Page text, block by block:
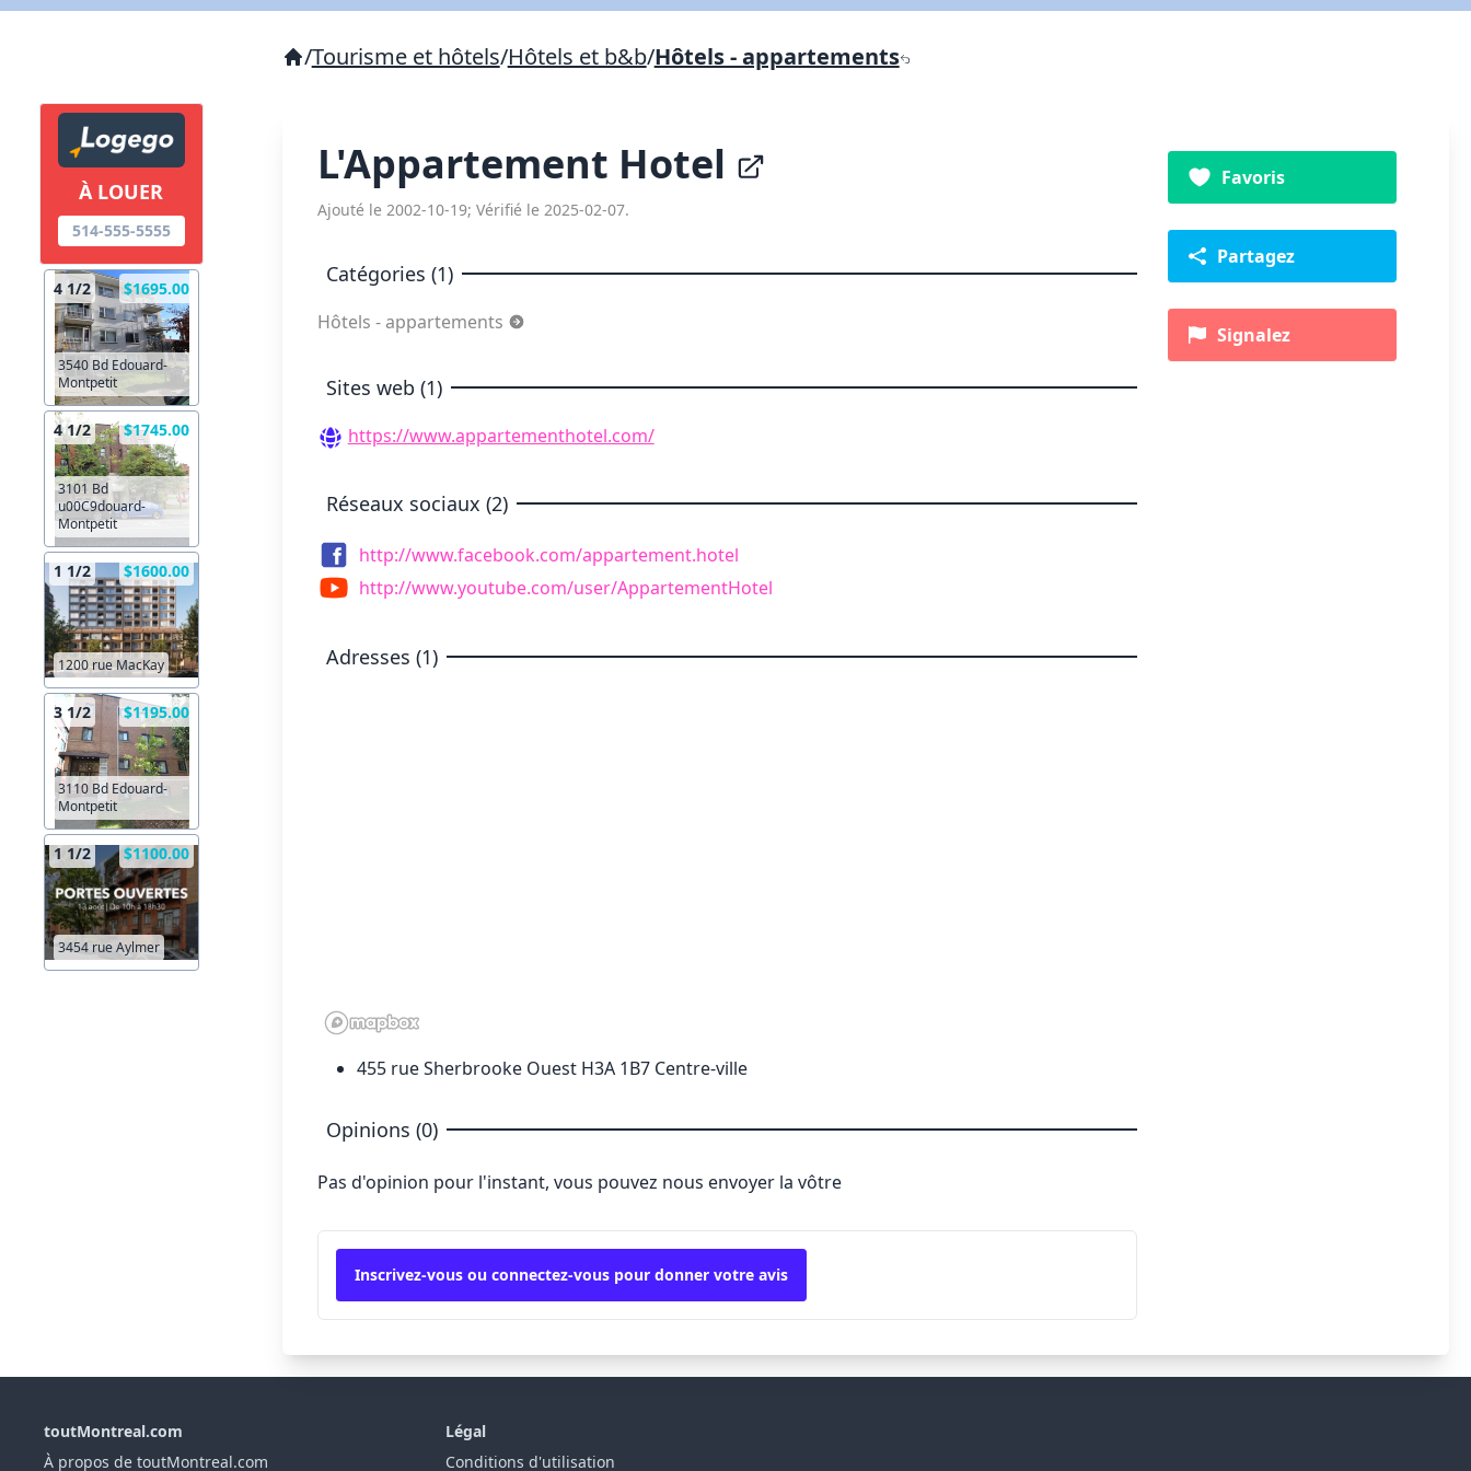
À LOUER
514-555-5555
4 1/2 $1695.00
3540 Bd Edouard-
Montpetit
4 1/2 $1745.00
3101 Bd
u00C9douard-
Montpetit
1 1/2 $1600.00
1200 rue MacKay
3 1/2 $1195.00
3110 Bd Edouard-
Montpetit
1 1/2 $1100.00
3454 rue Aylmer
/Tourisme et hôtels/Hôtels et b&b/Hôtels - appartements
L'Appartement Hotel
Ajouté le 2002-10-19; Vérifié le 2025-02-07.
Catégories (1)
Hôtels - appartements
Sites web (1)
https://www.appartementhotel.com/
Réseaux sociaux (2)
http://www.facebook.com/appartement.hotel
http://www.youtube.com/user/AppartementHotel
Adresses (1)
455 rue Sherbrooke Ouest H3A 1B7 Centre-ville
Opinions (0)
Pas d'opinion pour l'instant, vous pouvez nous envoyer la vôtre
Inscrivez-vous ou connectez-vous pour donner votre avis
Favoris
Partagez
Signalez
toutMontreal.com
À propos de toutMontreal.com
Légal
Conditions d'utilisation
X Fermer Envoyez